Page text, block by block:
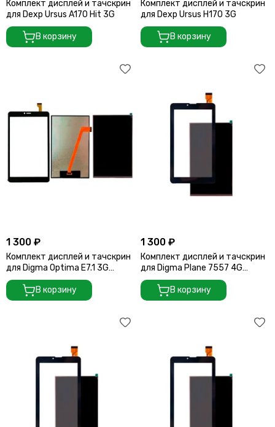
Комплект дисплей и тачскрин
для Dexp Ursus A170 Hit 3G
В корзину
Комплект дисплей и тачскрин
для Dexp Ursus H170 3G
В корзину
1 300 ₽
Комплект дисплей и тачскрин
для Digma Optima E7.1 3G
(TT7071MG)
В корзину
1 300 ₽
Комплект дисплей и тачскрин
для Digma Plane 7557 4G
(PS7171PL)
В корзину